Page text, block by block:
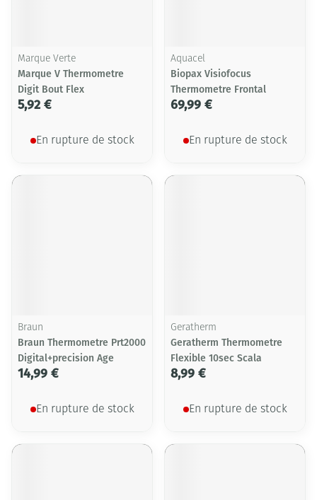
Marque Verte
Marque V Thermometre
Digit Bout Flex
5,92 €
En rupture de stock
Aquacel
Biopax Visiofocus
Thermometre Frontal
69,99 €
En rupture de stock
Braun
Braun Thermometre Prt2000
Digital+precision Age
14,99 €
En rupture de stock
Geratherm
Geratherm Thermometre
Flexible 10sec Scala
8,99 €
En rupture de stock